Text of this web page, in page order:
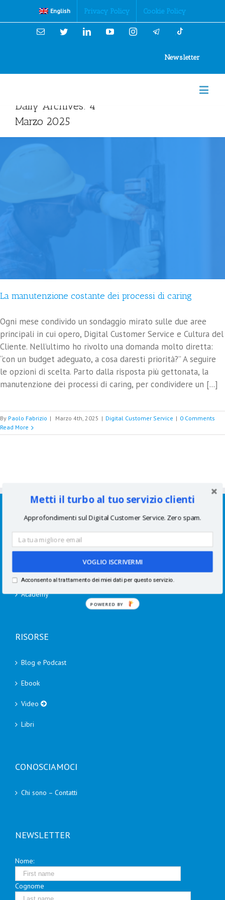
English Privacy Policy Cookie Policy
Email TwitterLinkedinYouTubeInstagram
Newsletter
Daily Archives: 4
Marzo 2025
La manutenzione costante dei processi di caring
Ogni mese condivido un sondaggio mirato sulle due aree
principali in cui opero, Digital Customer Service e Cultura del
Cliente. Nell’ultimo ho rivolto una domanda molto diretta:
“con un budget adeguato, a cosa daresti priorità?” A seguire
le opzioni di scelta. Parto dalla risposta più gettonata, la
manutenzione dei processi di caring, per condividere un [...]
By Paolo Fabrizio | Marzo 4th, 2025 | Digital Customer Service | 0 Comments
Read More
SERVIZI
Consulenze per aziende
Corsi di formazione
Speaking
Academy
RISORSE
Blog e Podcast
Ebook
Video
Libri
CONOSCIAMOCI
Chi sono – Contatti
NEWSLETTER
Nome:
Cognome
Cookies Policy
Metti il turbo al tuo servizio clienti
Approfondimenti sul Digital Customer Service. Zero spam.
VOGLIO ISCRIVERMI
Acconsento al trattamento dei miei dati per questo servizio.
POWERED BY